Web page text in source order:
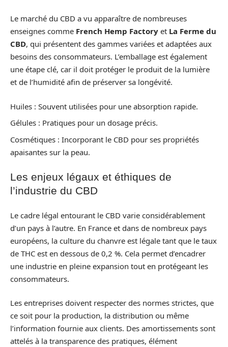
Le marché du CBD a vu apparaître de nombreuses
enseignes comme French Hemp Factory et La Ferme du
CBD, qui présentent des gammes variées et adaptées aux
besoins des consommateurs. L’emballage est également
une étape clé, car il doit protéger le produit de la lumière
et de l’humidité afin de préserver sa longévité.
Huiles : Souvent utilisées pour une absorption rapide.
Gélules : Pratiques pour un dosage précis.
Cosmétiques : Incorporant le CBD pour ses propriétés
apaisantes sur la peau.
Les enjeux légaux et éthiques de
l’industrie du CBD
Le cadre légal entourant le CBD varie considérablement
d’un pays à l’autre. En France et dans de nombreux pays
européens, la culture du chanvre est légale tant que le taux
de THC est en dessous de 0,2 %. Cela permet d’encadrer
une industrie en pleine expansion tout en protégeant les
consommateurs.
Les entreprises doivent respecter des normes strictes, que
ce soit pour la production, la distribution ou même
l’information fournie aux clients. Des amortissements sont
attelés à la transparence des pratiques, élément